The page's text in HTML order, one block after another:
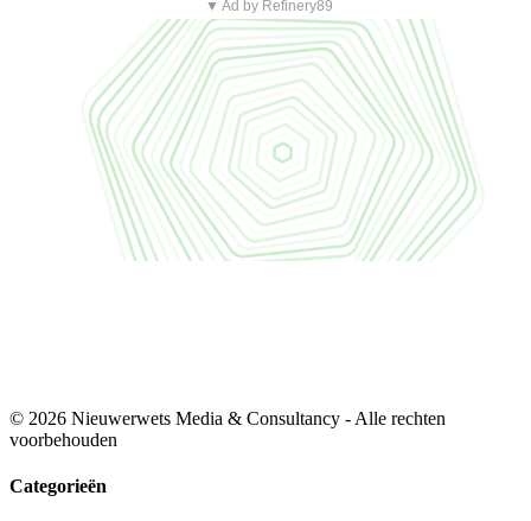
▼ Ad by Refinery89
© 2026 Nieuwerwets Media & Consultancy - Alle rechten
voorbehouden
Categorieën